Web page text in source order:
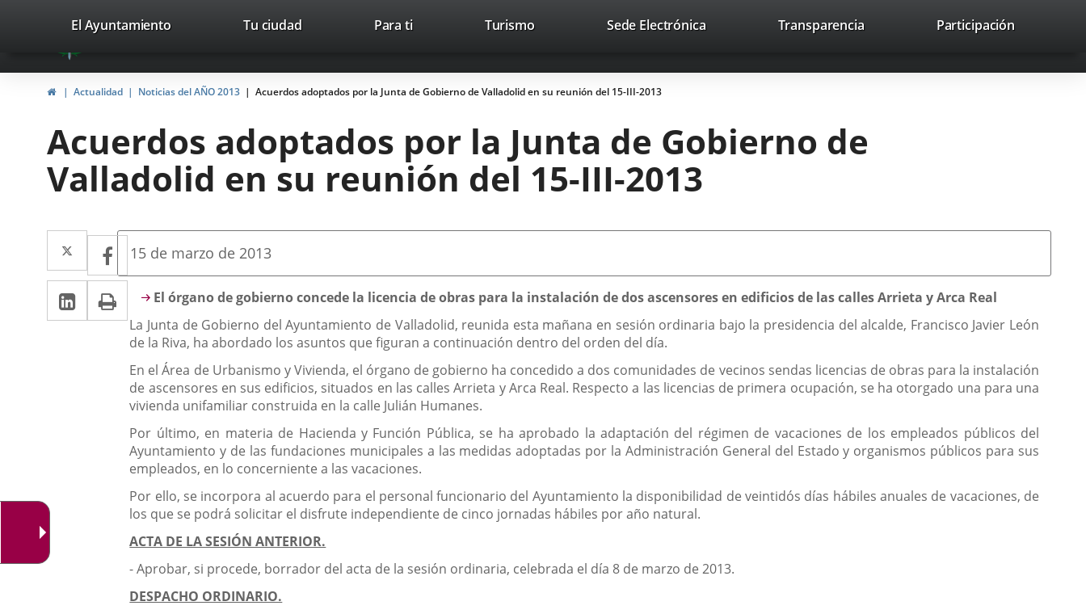
Portal
Web
del
Valladolid
avaTop Trabaja con nosotros Contacto avaHeaderSocial
Link
external
Link
external
Link
external
Search
valladolid.es
El Ayuntamiento Tu ciudad Para ti TurismoThis
open
in
up
window.
Sede ElectrónicaLink
application.
Transparencia Participación
HomeActualidad Noticias del AÑO 2013 Acuerdos adoptados por la Junta de Gobierno de Valladolid en su reunión del 15-III-2013
Acuerdos adoptados por la Junta de Gobierno de
Valladolid en su reunión del 15-III-2013
Twitter
Enlace
a
una
aplicación
externa.
Facebook
Enlace
a
una
aplicación
externa.
Linkedin
Enlace
a
aplicación
externa.
Print
Fecha
la
noticia
15 de marzo de 2013
Descripción
El órgano de gobierno concede la licencia de obras para la instalación de dos ascensores en edificios de las calles Arrieta y Arca Real
La Junta de Gobierno del Ayuntamiento de Valladolid, reunida esta mañana en sesión ordinaria bajo la presidencia del alcalde, Francisco Javier León
de la Riva, ha abordado los asuntos que figuran a continuación dentro del orden del día.
En el Área de Urbanismo y Vivienda, el órgano de gobierno ha concedido a dos comunidades de vecinos sendas licencias de obras para la instalación
de ascensores en sus edificios, situados en las calles Arrieta y Arca Real. Respecto a las licencias de primera ocupación, se ha otorgado una para una
vivienda unifamiliar construida en la calle Julián Humanes.
Por último, en materia de Hacienda y Función Pública, se ha aprobado la adaptación del régimen de vacaciones de los empleados públicos del
Ayuntamiento y de las fundaciones municipales a las medidas adoptadas por la Administración General del Estado y organismos públicos para sus
empleados, en lo concerniente a las vacaciones.
Por ello, se incorpora al acuerdo para el personal funcionario del Ayuntamiento la disponibilidad de veintidós días hábiles anuales de vacaciones, de
los que se podrá solicitar el disfrute independiente de cinco jornadas hábiles por año natural.
ACTA DE LA SESIÓN ANTERIOR.
- Aprobar, si procede, borrador del acta de la sesión ordinaria, celebrada el día 8 de marzo de 2013.
DESPACHO ORDINARIO.